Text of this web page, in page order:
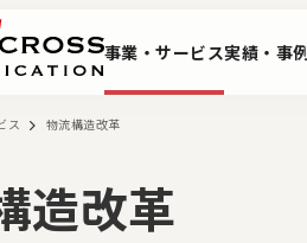
事業・サービス実績・事
ス 物流構造改革
造改革